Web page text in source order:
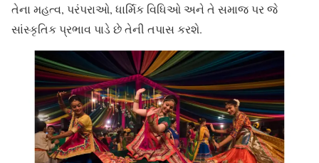
તેના મહત્વ, પરંપરાઓ, ધાર્મિક વિધિઓ અને તે સમાજ પર જે
સાંસ્કૃતિક પ્રભાવ પાડે છે તેની તપાસ કરશે.